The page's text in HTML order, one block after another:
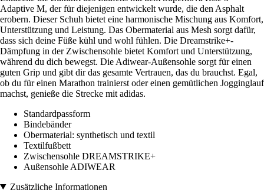
Adaptive M, der für diejenigen entwickelt wurde, die den Asphalt
erobern. Dieser Schuh bietet eine harmonische Mischung aus Komfort,
Unterstützung und Leistung. Das Obermaterial aus Mesh sorgt dafür,
dass sich deine Füße kühl und wohl fühlen. Die Dreamstrike+-
Dämpfung in der Zwischensohle bietet Komfort und Unterstützung,
während du dich bewegst. Die Adiwear-Außensohle sorgt für einen
guten Grip und gibt dir das gesamte Vertrauen, das du brauchst. Egal,
ob du für einen Marathon trainierst oder einen gemütlichen Jogginglauf
machst, genieße die Strecke mit adidas.
Standardpassform
Bindebänder
Obermaterial: synthetisch und textil
Textilfußbett
Zwischensohle DREAMSTRIKE+
Außensohle ADIWEAR
Zusätzliche Informationen